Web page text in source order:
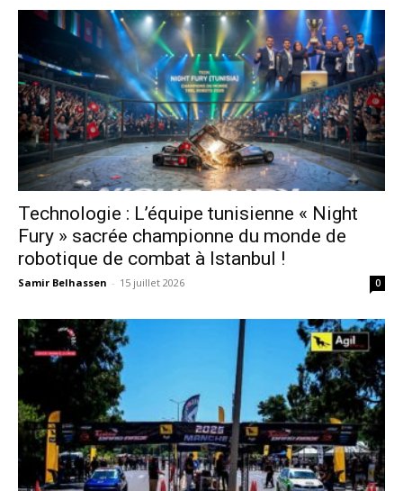
Technologie : L’équipe tunisienne « Night
Fury » sacrée championne du monde de
robotique de combat à Istanbul !
Samir Belhassen - 15 juillet 2026 0